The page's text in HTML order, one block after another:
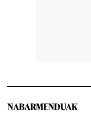
NABARMENDUAK